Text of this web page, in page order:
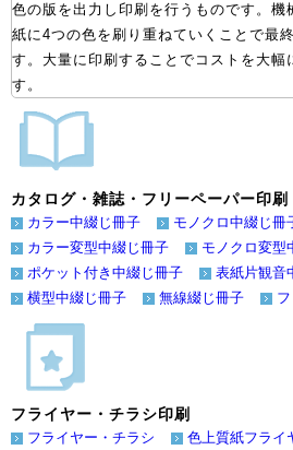
色の版を出力し印刷を行うものです。機
紙に4つの色を刷り重ねていくことで最
す。大量に印刷することでコストを大幅
す。
カタログ・雑誌・フリーペーパー印刷
カラー中綴じ冊子
モノクロ中綴じ冊
カラー変型中綴じ冊子
モノクロ変型
ポケット付き中綴じ冊子
表紙片観音
横型中綴じ冊子
無線綴じ冊子
フライヤー・チラシ印刷
フライヤー・チラシ
色上質紙フライ